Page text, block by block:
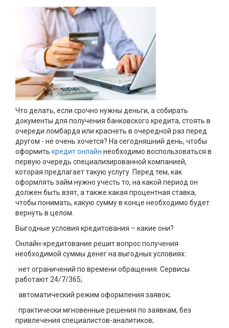
Что делать, если срочно нужны деньги, а собирать
документы для получения банковского кредита, стоять в
очереди ломбарда или краснеть в очередной раз перед
другом - не очень хочется? На сегодняшний день, чтобы
оформить кредит онлайн необходимо воспользоваться в
первую очередь специализированной компанией,
которая предлагает такую услугу. Перед тем, как
оформлять займ нужно учесть то, на какой период он
должен быть взят, а также какая процентная ставка,
чтобы понимать, какую сумму в конце необходимо будет
вернуть в целом.
Выгодные условия кредитования – какие они?
Онлайн-кредитование решит вопрос получения
необходимой суммы денег на выгодных условиях:
· нет ограничений по времени обращения. Сервисы
работают 24/7/365;
· автоматический режим оформления заявок;
· практически мгновенные решения по заявкам, без
привлечения специалистов-аналитиков;